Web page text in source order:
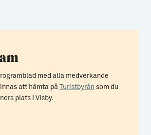
med alla medverkande
att hämta på Turistbyrån som du
plats i Visby.